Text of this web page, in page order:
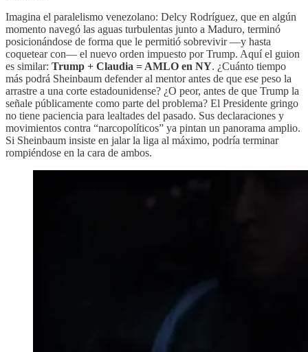
Imagina el paralelismo venezolano: Delcy Rodríguez, que en algún
momento navegó las aguas turbulentas junto a Maduro, terminó
posicionándose de forma que le permitió sobrevivir —y hasta
coquetear con— el nuevo orden impuesto por Trump. Aquí el guion
es similar: Trump + Claudia = AMLO en NY. ¿Cuánto tiempo
más podrá Sheinbaum defender al mentor antes de que ese peso la
arrastre a una corte estadounidense? ¿O peor, antes de que Trump la
señale públicamente como parte del problema? El Presidente gringo
no tiene paciencia para lealtades del pasado. Sus declaraciones y
movimientos contra “narcopolíticos” ya pintan un panorama amplio.
Si Sheinbaum insiste en jalar la liga al máximo, podría terminar
rompiéndose en la cara de ambos.